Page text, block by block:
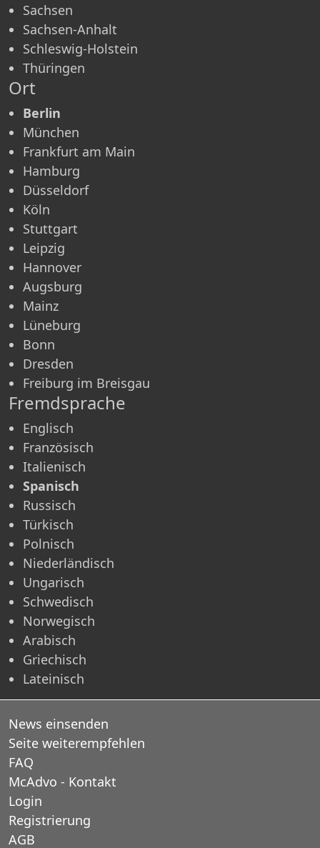
Sachsen
Sachsen-Anhalt
Schleswig-Holstein
Thüringen
Ort
Berlin
München
Frankfurt am Main
Hamburg
Düsseldorf
Köln
Stuttgart
Leipzig
Hannover
Augsburg
Mainz
Lüneburg
Bonn
Dresden
Freiburg im Breisgau
Fremdsprache
Englisch
Französisch
Italienisch
Spanisch
Russisch
Türkisch
Polnisch
Niederländisch
Ungarisch
Schwedisch
Norwegisch
Arabisch
Griechisch
Lateinisch
News einsenden
Seite weiterempfehlen
FAQ
McAdvo - Kontakt
Login
Registrierung
AGB